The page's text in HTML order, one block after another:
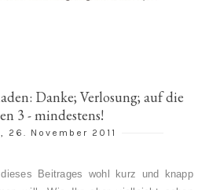
Danke; Verlosung; auf die
3 - mindestens!
26. November 2011
Beitrages wohl kurz und knapp